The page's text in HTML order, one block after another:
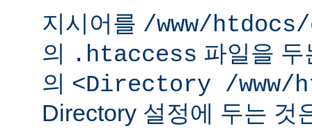
지시어를 /www/
의
.htaccess 파일을
의 <Directory /www/
Directory 설정에 두는 것